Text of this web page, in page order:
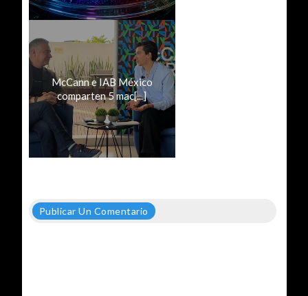
McCann e IAB México
comparten 5 mac[...]
Publicar Un Comentario